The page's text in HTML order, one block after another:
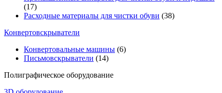
(17)
Расходные материалы для чистки обуви (38)
Конвертовскрыватели
Конвертовальные машины (6)
Письмовскрыватели (14)
Полиграфическое оборудование